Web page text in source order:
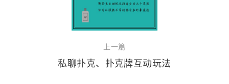
上一篇
私聊扑克、扑克牌互动玩法